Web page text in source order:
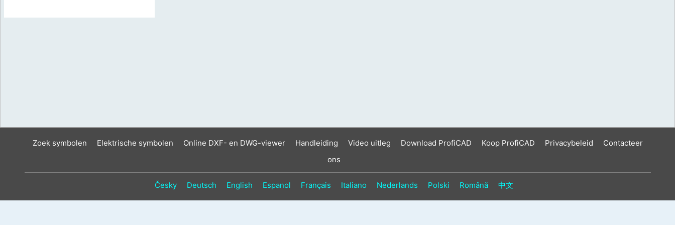
Zoek symbolen Elektrische symbolen Online DXF- en DWG-viewer Handleiding Video uitleg Download ProfiCAD Koop ProfiCAD Privacybeleid
Contacteer
ons
Česky Deutsch English Espanol Français Italiano Nederlands Polski Română 中文